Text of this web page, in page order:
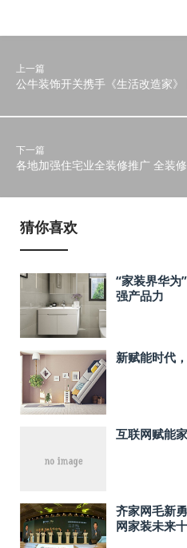
上一篇
公牛装饰开关携手《生活改造家
下一篇
各地加强住宅业全装修推广 全装
猜你喜欢
“家装界华为
强产品力
新赋能时代
互联网赋能
齐家网毛新
网家装未来